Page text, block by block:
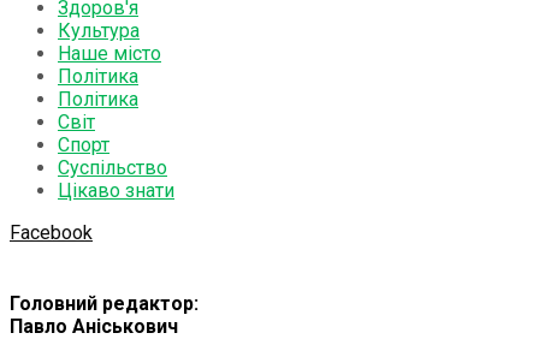
Здоров'я
Культура
Наше місто
Політика
Політика
Світ
Спорт
Суспільство
Цікаво знати
Facebook
Головний редактор:
Павло Аніськович